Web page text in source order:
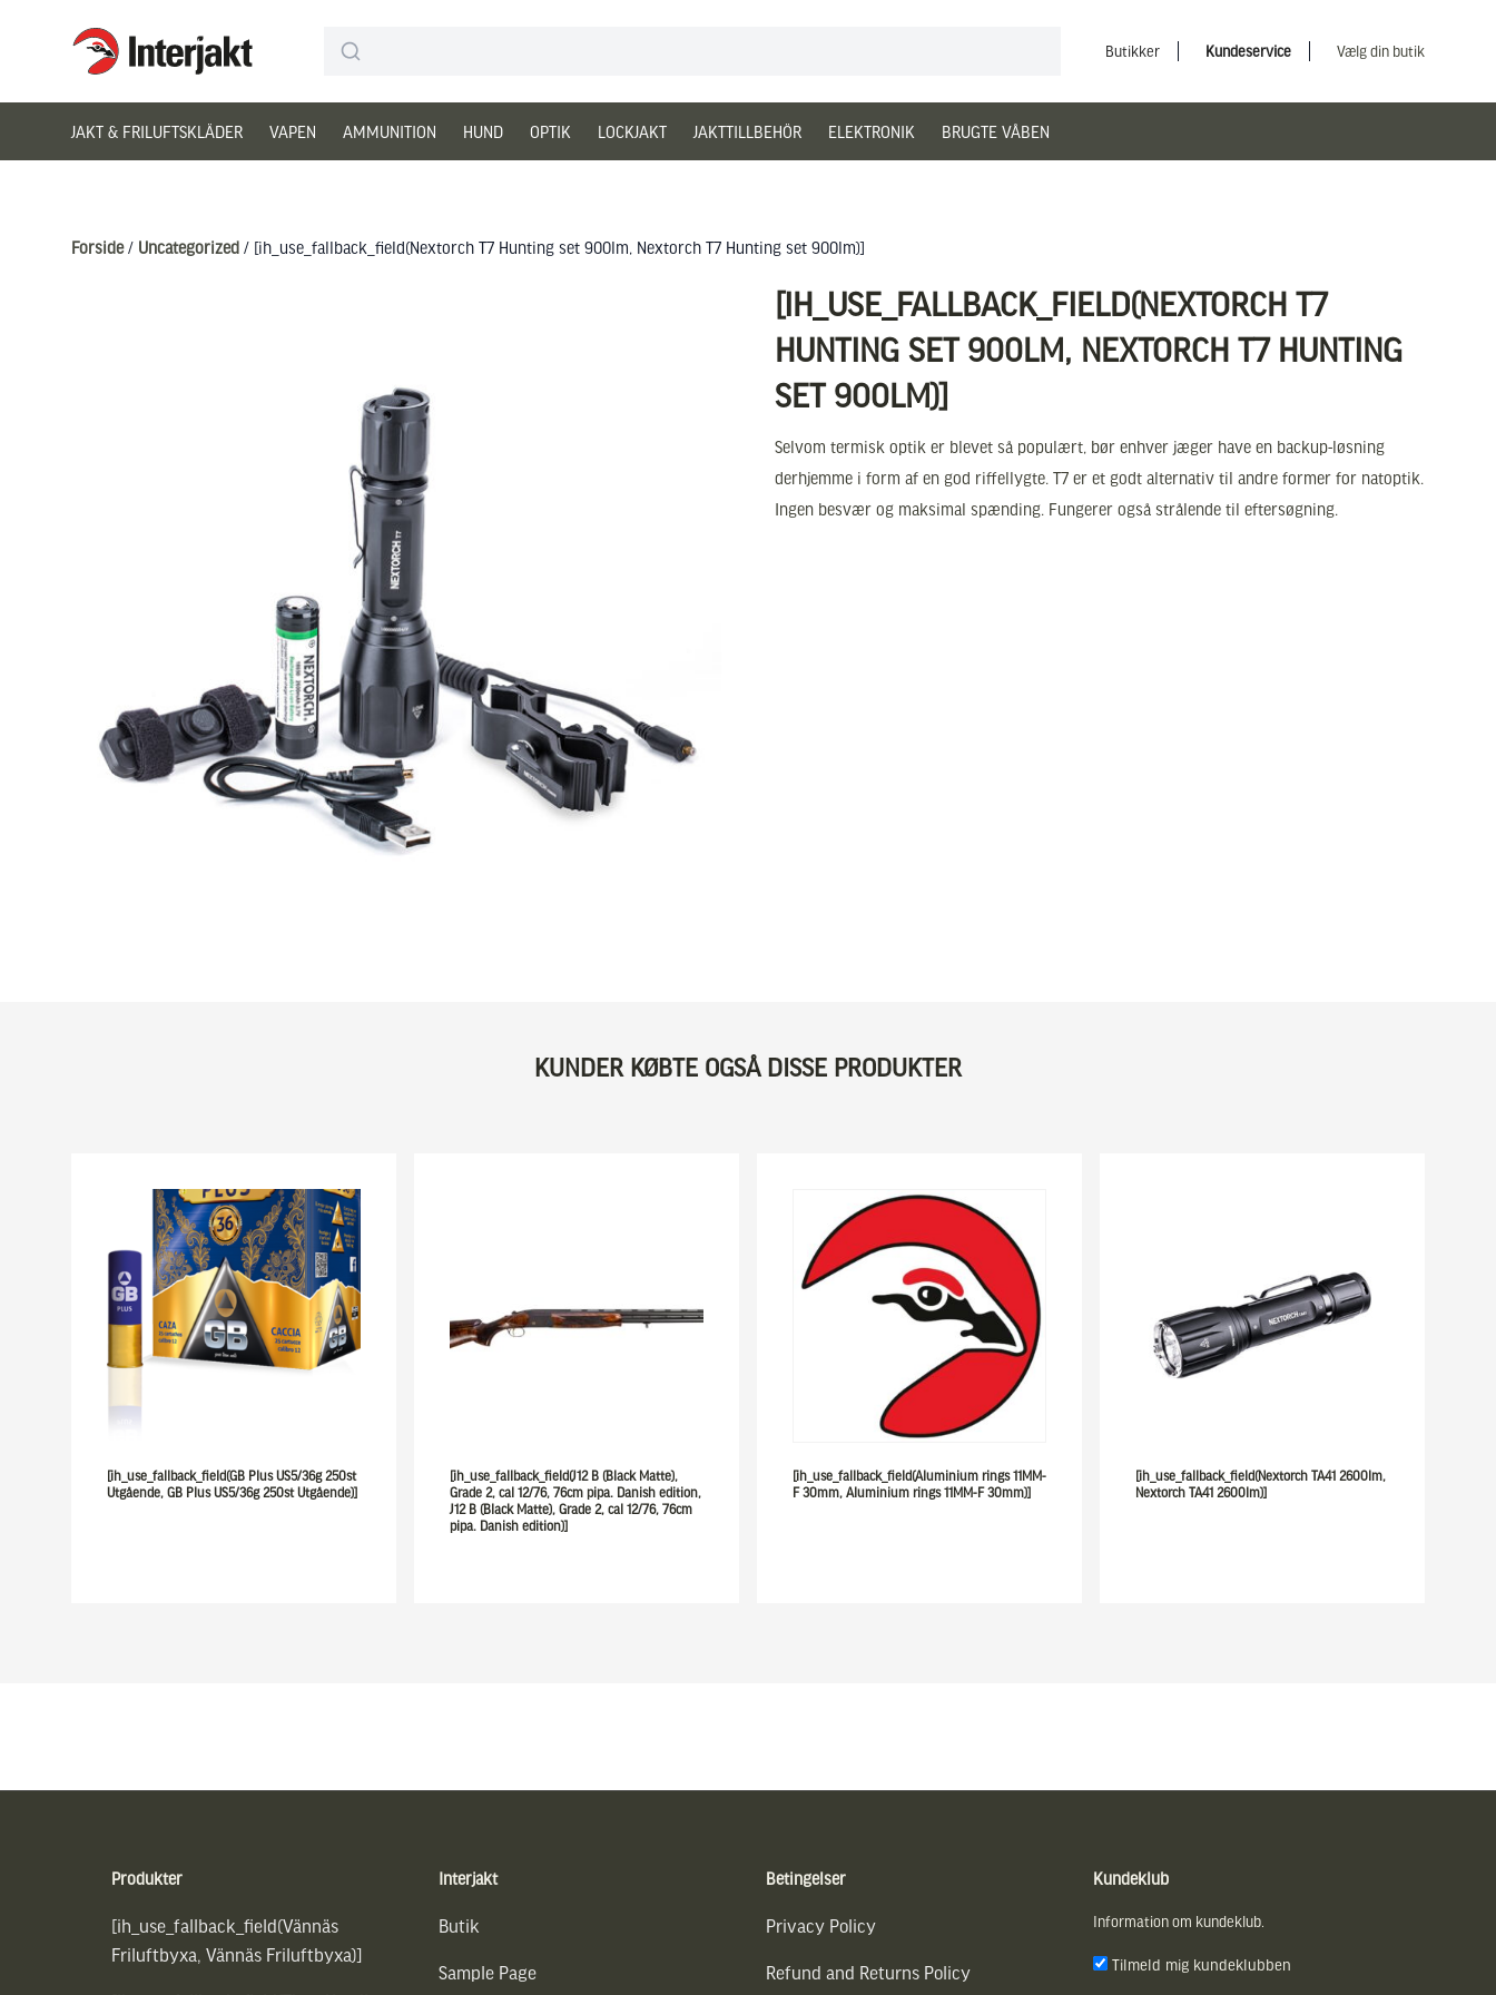
Interjakt DK
Butikker Kundeservice Vælg din butik
JAKT & FRILUFTSKLÄDER VAPEN AMMUNITION HUND OPTIK LOCKJAKT JAKTTILLBEHÖR ELEKTRONIK BRUGTE VÅBEN
Forside/ Uncategorized / [ih_use_fallback_field(Nextorch T7 Hunting set 900lm, Nextorch T7 Hunting set 900lm)]
[IH_USE_FALLBACK_FIELD(NEXTORCH T7
HUNTING SET 900LM, NEXTORCH T7 HUNTING
SET 900LM)]
Selvom termisk optik er blevet så populært, bør enhver jæger have en backup-løsning
derhjemme i form af en god riffellygte. T7 er et godt alternativ til andre former for natoptik.
Ingen besvær og maksimal spænding. Fungerer også strålende til eftersøgning.
KUNDER KØBTE OGSÅ DISSE PRODUKTER
[ih_use_fallback_field(GB Plus US5/36g 250st
Utgående, GB Plus US5/36g 250st Utgående)]
[ih_use_fallback_field(J12 B (Black Matte),
Grade 2, cal 12/76, 76cm pipa. Danish edition,
J12 B (Black Matte), Grade 2, cal 12/76, 76cm
pipa. Danish edition)]
[ih_use_fallback_field(Aluminium rings 11MM-
F 30mm, Aluminium rings 11MM-F 30mm)]
[ih_use_fallback_field(Nextorch TA41 2600lm,
Nextorch TA41 2600lm)]
Produkter
[ih_use_fallback_field(Vännäs
Friluftbyxa, Vännäs Friluftbyxa)]
Interjakt
Butik
Sample Page
Betingelser
Privacy Policy
Refund and Returns Policy
Kundeklub
Information om kundeklub.
Tilmeld mig kundeklubben